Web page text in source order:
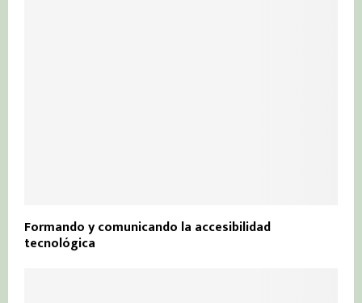
Formando y comunicando la accesibilidad
tecnológica